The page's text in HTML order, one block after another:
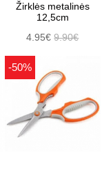
Žirklės metalinės
12,5cm
4.95€9.90€
-50%